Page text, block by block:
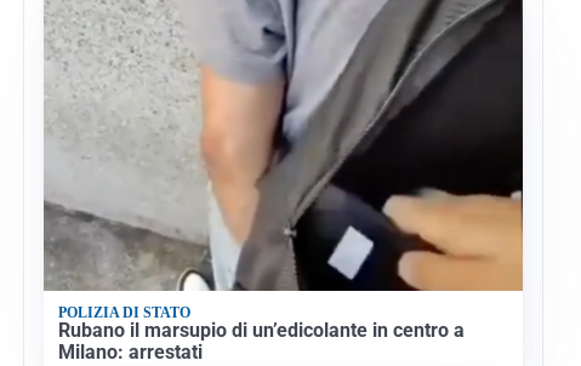
POLIZIA DI STATO
Rubano il marsupio di un’edicolante in centro a
Milano: arrestati